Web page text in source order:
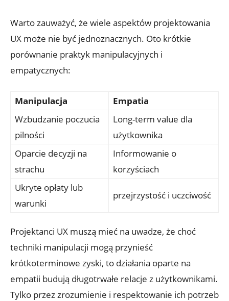
Warto zauważyć, że wiele aspektów projektowania
UX może nie być jednoznacznych. Oto krótkie
porównanie praktyk manipulacyjnych i
empatycznych:
Manipulacja
Empatia
Wzbudzanie poczucia
pilności
Long-term value dla
użytkownika
Oparcie decyzji na
strachu
Informowanie o
korzyściach
Ukryte opłaty lub
warunki
przejrzystość i uczciwość
Projektanci UX muszą mieć na uwadze, że choć
techniki manipulacji mogą przynieść
krótkoterminowe zyski, to działania oparte na
empatii budują długotrwałe relacje z użytkownikami.
Tylko przez zrozumienie i respektowanie ich potrzeb